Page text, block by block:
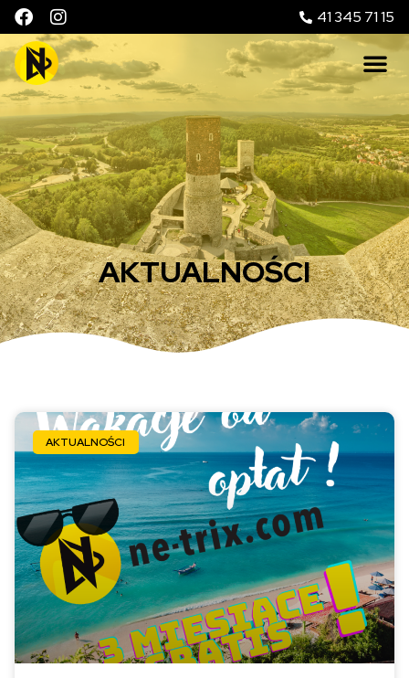
41 345 71 15
AKTUALNOŚCI
AKTUALNOŚCI